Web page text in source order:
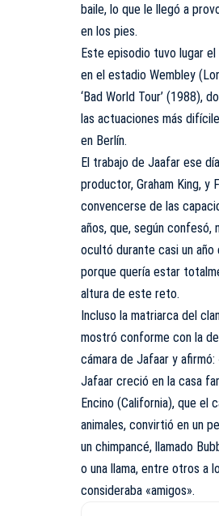
baile, lo que le llegó a
en los pies.
Este episodio tuvo lugar
en el estadio Wembley
‘Bad World Tour’ (1988),
las actuaciones más
en Berlín.
El trabajo de Jaafar ese
productor, Graham King, y
convencerse de las
años, que, según confesó,
ocultó durante casi un año
porque quería estar
altura de este reto.
Incluso la matriarca del
mostró conforme con la
cámara de Jafaar y afirmó:
Jafaar creció en la casa
Encino (California), que el
animales, convirtió en un
un chimpancé, llamado
o una llama, entre otros a
consideraba «amigos».